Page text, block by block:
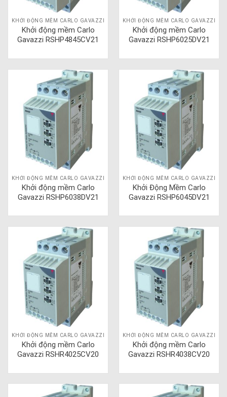
KHỞI ĐỘNG MỀM CARLO GAVAZZI
Khởi động mềm Carlo
Gavazzi RSHP4845CV21
KHỞI ĐỘNG MỀM CARLO GAVAZZI
Khởi động mềm Carlo
Gavazzi RSHP6025DV21
KHỞI ĐỘNG MỀM CARLO GAVAZZI
Khởi động mềm Carlo
Gavazzi RSHP6038DV21
KHỞI ĐỘNG MỀM CARLO GAVAZZI
Khởi Động Mềm Carlo
Gavazzi RSHP6045DV21
KHỞI ĐỘNG MỀM CARLO GAVAZZI
Khởi động mềm Carlo
Gavazzi RSHR4025CV20
KHỞI ĐỘNG MỀM CARLO GAVAZZI
Khởi động mềm Carlo
Gavazzi RSHR4038CV20